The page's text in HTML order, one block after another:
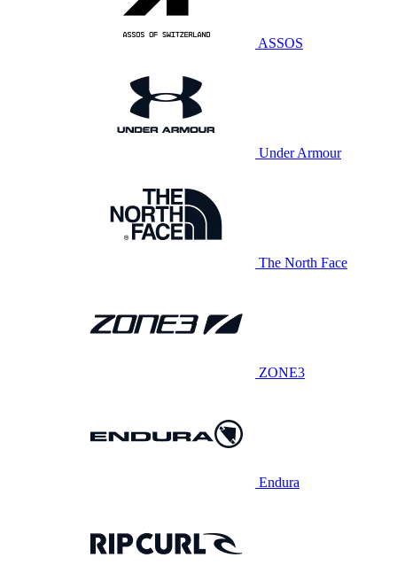
ASSOS
Under Armour
The North Face
ZONE3
Endura